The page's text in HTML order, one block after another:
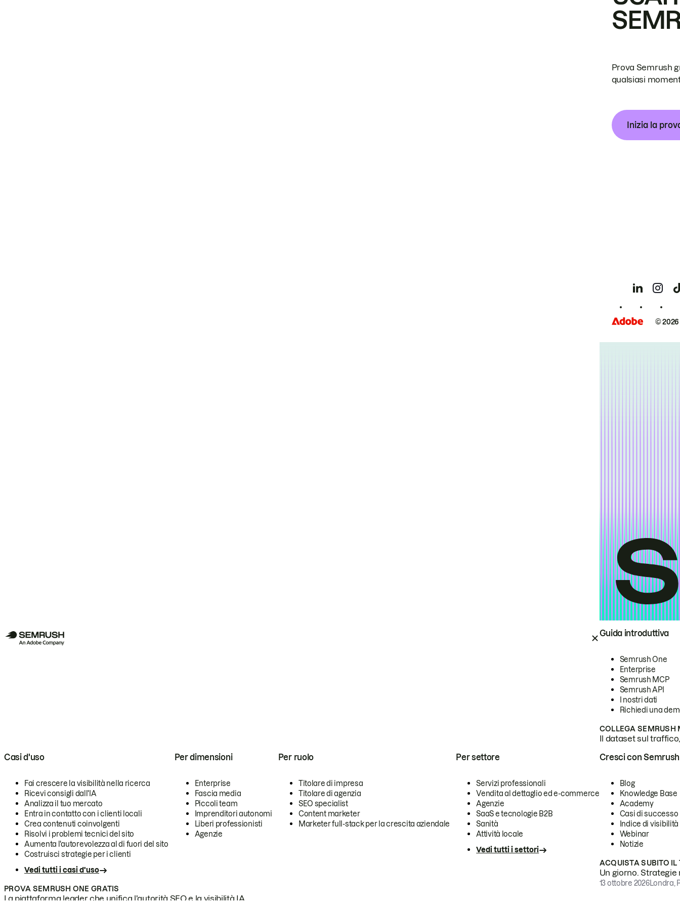
Guida introduttiva
Semrush One
Enterprise
Semrush MCP
Semrush API
I nostri dati
Richiedi una
COLLEGA SEMRUSH
Il dataset sul
Casi d'uso
Fai crescere la visibilità nella ricerca
Ricevi consigli dall'IA
Analizza il tuo mercato
Entra in contatto con i clienti locali
Crea contenuti coinvolgenti
Risolvi i problemi tecnici del sito
Aumenta l'autorevolezza al di fuori del sito
Costruisci strategie per i clienti
Vedi tutti i casi d'uso
Per dimensioni
Enterprise
Fascia media
Piccoli team
Imprenditori autonomi
Liberi professionisti
Agenzie
Per ruolo
Titolare di impresa
Titolare di agenzia
SEO specialist
Content marketer
Marketer full-stack per la crescita aziendale
Per settore
Servizi professionali
Vendita al dettaglio ed e-commerce
Agenzie
SaaS e tecnologie B2B
Sanità
Attività locale
Vedi tutti i settori
PROVA SEMRUSH ONE GRATIS
La piattaforma leader che unifica l'autorità SEO e la visibilità IA.
Cresci con Semrush
Blog
Knowledge Base
Academy
Casi di successo
Indice di visibilità
Webinar
Notizie
ACQUISTA SUBITO IL
Un giorno.
13 ottobre 2026Londra,
Prova Semrush
qualsiasi
Inizia la
©